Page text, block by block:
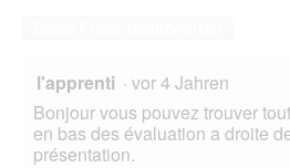
l'apprenti · vor 4 Jahren
Bonjour vous pouvez trouver
en bas des évaluation a droite
présentation.